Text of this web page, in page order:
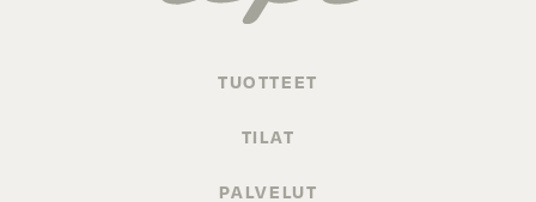
TUOTTEET
TILAT
PALVELUT